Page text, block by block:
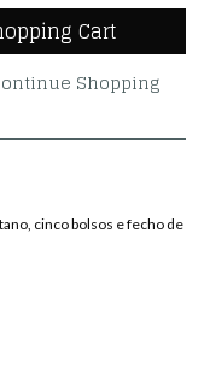
Shopping
cinco bolsos e fecho de